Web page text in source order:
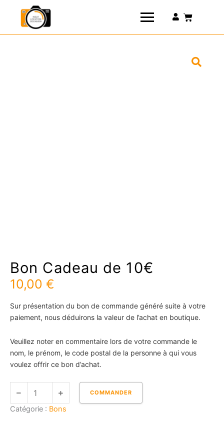
Connexion
Bon Cadeau de 10€
10,00 €
Sur présentation du bon de commande généré suite à votre
paiement, nous déduirons la valeur de l’achat en boutique.
Veuillez noter en commentaire lors de votre commande le
nom, le prénom, le code postal de la personne à qui vous
voulez offrir ce bon d’achat.
Bon
COMMANDER
Catégorie : Bons